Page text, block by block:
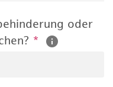
oder
*